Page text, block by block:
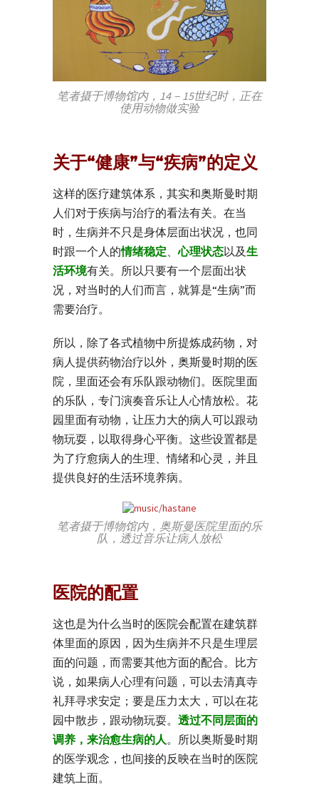
笔者摄于博物馆内，14－15世纪时，正在
使用动物做实验
关于“健康”与“疾病”的定义
这样的医疗建筑体系，其实和奥斯曼时期
人们对于疾病与治疗的看法有关。在当
时，生病并不只是身体层面出状况，也同
时跟一个人的情绪稳定 、心理状态以及生
活环境有关。所以只要有一个层面出状
况，对当时的人们而言，就算是“生病”而
需要治疗。
所以，除了各式植物中所提炼成药物，对
病人提供药物治疗以外，奥斯曼时期的医
院，里面还会有乐队跟动物们。医院里面
的乐队，专门演奏音乐让人心情放松。花
园里面有动物，让压力大的病人可以跟动
物玩耍，以取得身心平衡。这些设置都是
为了疗愈病人的生理、情绪和心灵，并且
提供良好的生活环境养病。
笔者摄于博物馆内，奥斯曼医院里面的乐
队，透过音乐让病人放松
医院的配置
这也是为什么当时的医院会配置在建筑群
体里面的原因，因为生病并不只是生理层
面的问题，而需要其他方面的配合。比方
说，如果病人心理有问题，可以去清真寺
礼拜寻求安定；要是压力太大，可以在花
园中散步，跟动物玩耍。 透过不同层面的
调养，来治愈生病的人 。所以奥斯曼时期
的医学观念，也间接的反映在当时的医院
建筑上面。